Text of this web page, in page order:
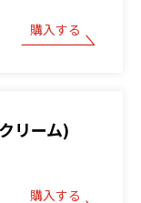
購入する
リーム)
購入する